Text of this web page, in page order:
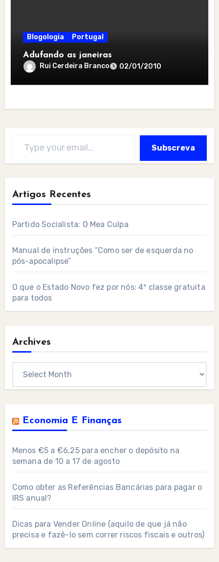
Blogologia Portugal
Adufando as janeiras
Rui Cerdeira Branco 02/01/2010
Subscreva
Artigos Recentes
Partido Socialista: O Mea Culpa
Manual de instruções “Como ser de esquerda no
pós-apocalipse”
O que o Estado Novo fez por nós: 4ª classe gratuita
para todos
Archives
Economia E Finanças
Menos €5 a €6,25 para encher o depósito na
semana de 10 a 17 de agosto
Como obter as Referências Bancárias para pagar o
IRS anual?
Dicas para Vender Online (aquilo de que já não
precisa e fazê-lo sem correr riscos fiscais e outros)